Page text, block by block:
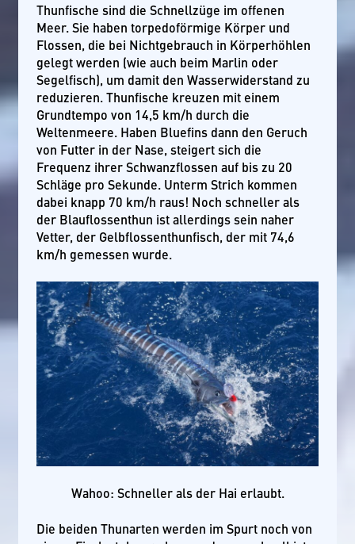
Thunfische sind die Schnellzüge im offenen
Meer. Sie haben torpedoförmige Körper und
Flossen, die bei Nichtgebrauch in Körperhöhlen
gelegt werden (wie auch beim Marlin oder
Segelfisch), um damit den Wasserwiderstand zu
reduzieren. Thunfische kreuzen mit einem
Grundtempo von 14,5 km/h durch die
Weltenmeere. Haben Bluefins dann den Geruch
von Futter in der Nase, steigert sich die
Frequenz ihrer Schwanzflossen auf bis zu 20
Schläge pro Sekunde. Unterm Strich kommen
dabei knapp 70 km/h raus! Noch schneller als
der Blauflossenthun ist allerdings sein naher
Vetter, der Gelbflossenthunfisch, der mit 74,6
km/h gemessen wurde.
Wahoo: Schneller als der Hai erlaubt.
Die beiden Thunarten werden im Spurt noch von